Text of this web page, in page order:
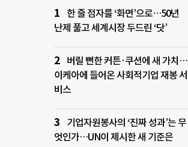
한 줄 점자를 ‘화면’으로…50년
난제 풀고 세계시장 두드린 ‘닷’
버릴 뻔한 커튼·쿠션에 새 가치…
이케아에 들어온 사회적기업 재봉 서
비스
기업자원봉사의 ‘진짜 성과’는 무
엇인가…UN이 제시한 새 기준은